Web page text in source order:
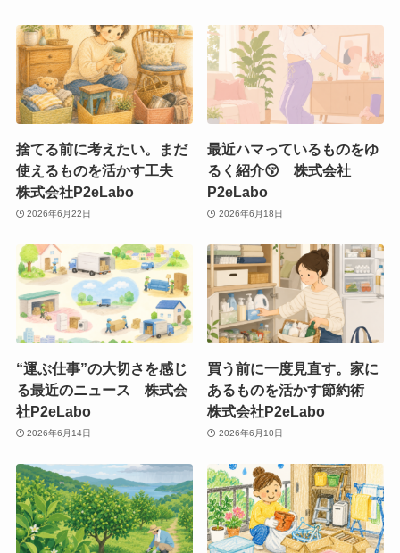
捨てる前に考えたい。まだ
使えるものを活かす工夫
株式会社P2eLabo
2026年6月22日
最近ハマっているものをゆ
るく紹介😚 株式会社
P2eLabo
2026年6月18日
“運ぶ仕事”の大切さを感じ
る最近のニュース 株式会
社P2eLabo
2026年6月14日
買う前に一度見直す。家に
あるものを活かす節約術
株式会社P2eLabo
2026年6月10日